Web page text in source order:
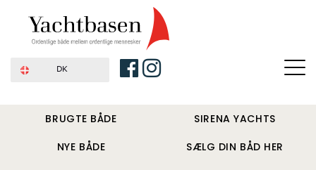
DK
BRUGTE BÅDE
NYE BÅDE
SIRENA YACHTS
SÆLG DIN BÅD HER